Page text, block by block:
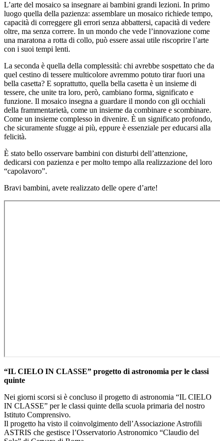
L’arte del mosaico sa insegnare ai bambini grandi lezioni. In primo
luogo quella della pazienza: assemblare un mosaico richiede tempo,
capacità di correggere gli errori senza abbattersi, capacità di vedere
oltre, ma senza correre. In un mondo che vede l’innovazione come
una maratona a rotta di collo, può essere assai utile riscoprire l’arte
con i suoi tempi lenti.
La seconda è quella della complessità: chi avrebbe sospettato che da
quel cestino di tessere multicolore avremmo potuto tirar fuori una
bella casetta? E soprattutto, quella bella casetta è un insieme di
tessere, che unite tra loro, però, cambiano forma, significato e
funzione. Il mosaico insegna a guardare il mondo con gli occhiali
della frammentarietà, come un insieme da combinare e scombinare.
Come un insieme complesso in divenire. È un significato profondo,
che sicuramente sfugge ai più, eppure è essenziale per educarsi alla
felicità.
È stato bello osservare bambini con disturbi dell’attenzione,
dedicarsi con pazienza e per molto tempo alla realizzazione del loro
“capolavoro”.
Bravi bambini, avete realizzato delle opere d’arte!
“IL CIELO IN CLASSE” progetto di astronomia per le classi
quinte
Nei giorni scorsi si è concluso il progetto di astronomia “IL CIELO
IN CLASSE” per le classi quinte della scuola primaria del nostro
Istituto Comprensivo.
Il progetto ha visto il coinvolgimento dell’Associazione Astrofili
ASTRIS che gestisce l’Osservatorio Astronomico “Claudio del